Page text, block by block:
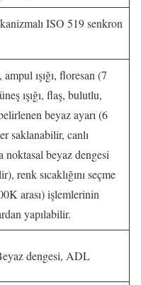
ISO 519 senkron
ışığı, floresan (7
ışığı, flaş, bulutlu,
beyaz ayarı (6
saklanabilir, canlı
noktasal beyaz dengesi
renk sıcaklığını seçme
arası) işlemlerinin
yapılabilir.
dengesi, ADL